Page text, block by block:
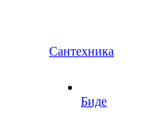
Сантехника
Биде